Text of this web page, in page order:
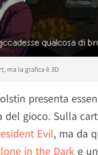
ma la grafica è 3D
presenta
del gioco. Sulla
Evil, ma da
in the Dark e